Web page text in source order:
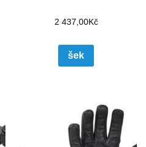
2 437,00Kč
šek